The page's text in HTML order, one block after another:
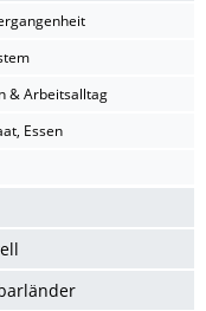
& Arbeitsalltag
Essen